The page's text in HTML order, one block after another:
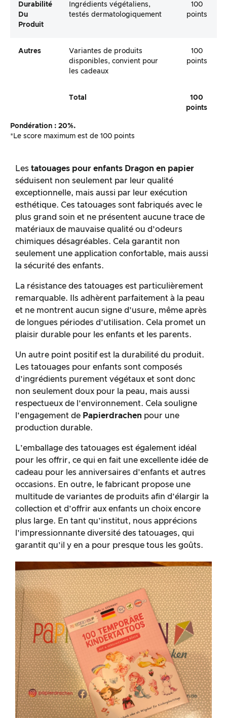
Durabilité
Du
Produit
Ingrédients végétaliens,
testés dermatologiquement
100
points
Autres
Variantes de produits
disponibles, convient pour
les cadeaux
100
points
Total
100
points
Pondération : 20%.
*Le score maximum est de 100 points
Les tatouages pour enfants Dragon en papier
séduisent non seulement par leur qualité
exceptionnelle, mais aussi par leur exécution
esthétique. Ces tatouages sont fabriqués avec le
plus grand soin et ne présentent aucune trace de
matériaux de mauvaise qualité ou d’odeurs
chimiques désagréables. Cela garantit non
seulement une application confortable, mais aussi
la sécurité des enfants.
La résistance des tatouages est particulièrement
remarquable. Ils adhèrent parfaitement à la peau
et ne montrent aucun signe d’usure, même après
de longues périodes d’utilisation. Cela promet un
plaisir durable pour les enfants et les parents.
Un autre point positif est la durabilité du produit.
Les tatouages pour enfants sont composés
d’ingrédients purement végétaux et sont donc
non seulement doux pour la peau, mais aussi
respectueux de l’environnement. Cela souligne
l’engagement de Papierdrachen pour une
production durable.
L’emballage des tatouages est également idéal
pour les offrir, ce qui en fait une excellente idée de
cadeau pour les anniversaires d’enfants et autres
occasions. En outre, le fabricant propose une
multitude de variantes de produits afin d’élargir la
collection et d’offrir aux enfants un choix encore
plus large. En tant qu’institut, nous apprécions
l’impressionnante diversité des tatouages, qui
garantit qu’il y en a pour presque tous les goûts.